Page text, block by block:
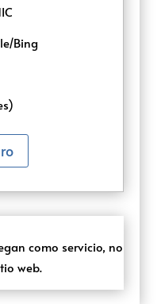
Bing
como servicio, no
web.